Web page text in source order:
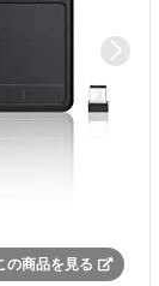
の商品を見る